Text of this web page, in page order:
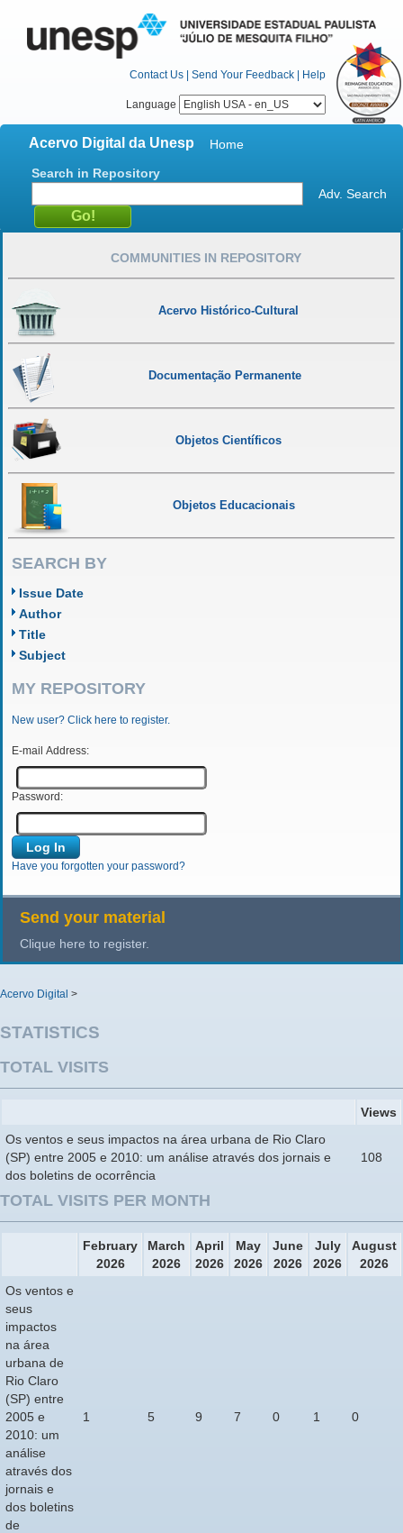
Contact Us | Send Your Feedback | Help
Language
Acervo Digital da Unesp
Home
Search in Repository
Adv. Search
COMMUNITIES IN REPOSITORY
Acervo Histórico-Cultural
Documentação Permanente
Objetos Científicos
Objetos Educacionais
SEARCH BY
Issue Date
Author
Title
Subject
MY REPOSITORY
New user? Click here to register.
E-mail Address:
Password:
Have you forgotten your password?
Send your material
Clique here to register.
Acervo Digital >
STATISTICS
TOTAL VISITS
Views
Os ventos e seus impactos na área urbana de Rio Claro
(SP) entre 2005 e 2010: um análise através dos jornais e
dos boletins de ocorrência
108
TOTAL VISITS PER MONTH
February
2026
March
2026
April
2026
May
2026
June
2026
July
2026
August
2026
Os ventos e
seus
impactos
na área
urbana de
Rio Claro
(SP) entre
2005 e
2010: um
análise
através dos
jornais e
dos boletins
de
1 5 9 7 0 1 0